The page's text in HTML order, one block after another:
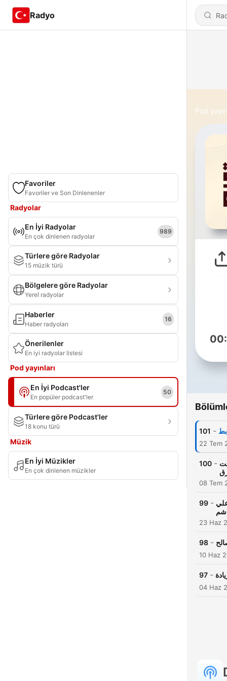
Radyo
Favoriler
Favoriler ve Son Dinlenenler
Radyolar
En İyi Radyolar
En çok dinlenen radyolar
989
Türlere göre Radyolar
15 müzik türü
Bölgelere göre Radyolar
Yerel radyolar
Haberler
Haber radyoları
16
Önerilenler
En iyi radyolar listesi
Pod yayınları
En İyi Podcast'ler
En popüler podcast'ler
50
Türlere göre Podcast'ler
18 konu türü
Müzik
En İyi Müzikler
En çok dinlenen müzikler
Pod
101 -
22 Tem
100 -
08 Tem
99 -
23 Haz
98 -
10 Haz
97 -
04 Haz